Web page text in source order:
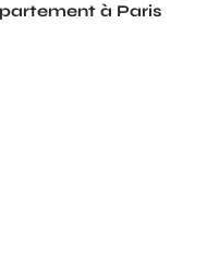
à Paris